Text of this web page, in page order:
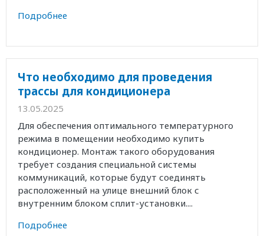
Подробнее
Что необходимо для проведения
трассы для кондиционера
13.05.2025
Для обеспечения оптимального температурного
режима в помещении необходимо купить
кондиционер. Монтаж такого оборудования
требует создания специальной системы
коммуникаций, которые будут соединять
расположенный на улице внешний блок с
внутренним блоком сплит-установки....
Подробнее